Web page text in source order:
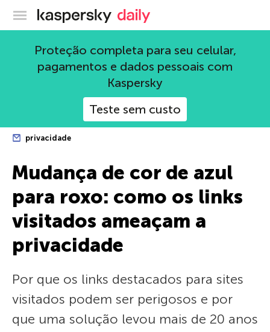
Blog oficial da Kaspersky
Proteção completa para seu celular,
pagamentos e dados pessoais com
Kaspersky
Teste sem custo
privacidade
Mudança de cor de azul
para roxo: como os links
visitados ameaçam a
privacidade
Por que os links destacados para sites
visitados podem ser perigosos e por
que uma solução levou mais de 20 anos